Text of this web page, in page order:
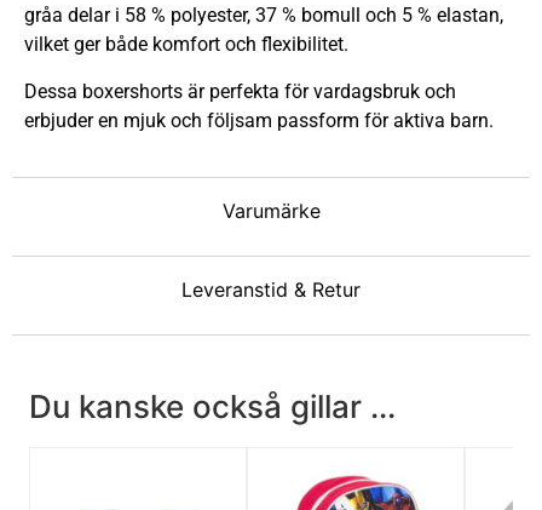
Varumärke
Leveranstid & Retur
gråa delar i 58 % polyester, 37 % bomull och 5 % elastan,
vilket ger både komfort och flexibilitet.
Dessa boxershorts är perfekta för vardagsbruk och
erbjuder en mjuk och följsam passform för aktiva barn.
Du kanske också gillar ...